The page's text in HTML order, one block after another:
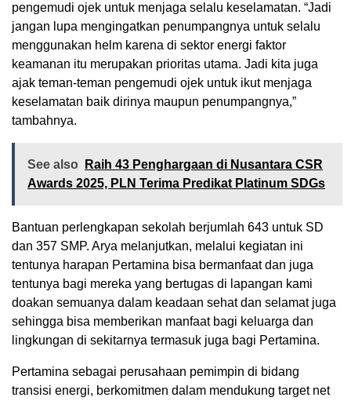
pengemudi ojek untuk menjaga selalu keselamatan. “Jadi
jangan lupa mengingatkan penumpangnya untuk selalu
menggunakan helm karena di sektor energi faktor
keamanan itu merupakan prioritas utama. Jadi kita juga
ajak teman-teman pengemudi ojek untuk ikut menjaga
keselamatan baik dirinya maupun penumpangnya,”
tambahnya.
See also
Raih 43 Penghargaan di Nusantara CSR
Awards 2025, PLN Terima Predikat Platinum SDGs
Bantuan perlengkapan sekolah berjumlah 643 untuk SD
dan 357 SMP. Arya melanjutkan, melalui kegiatan ini
tentunya harapan Pertamina bisa bermanfaat dan juga
tentunya bagi mereka yang bertugas di lapangan kami
doakan semuanya dalam keadaan sehat dan selamat juga
sehingga bisa memberikan manfaat bagi keluarga dan
lingkungan di sekitarnya termasuk juga bagi Pertamina.
Pertamina sebagai perusahaan pemimpin di bidang
transisi energi, berkomitmen dalam mendukung target net